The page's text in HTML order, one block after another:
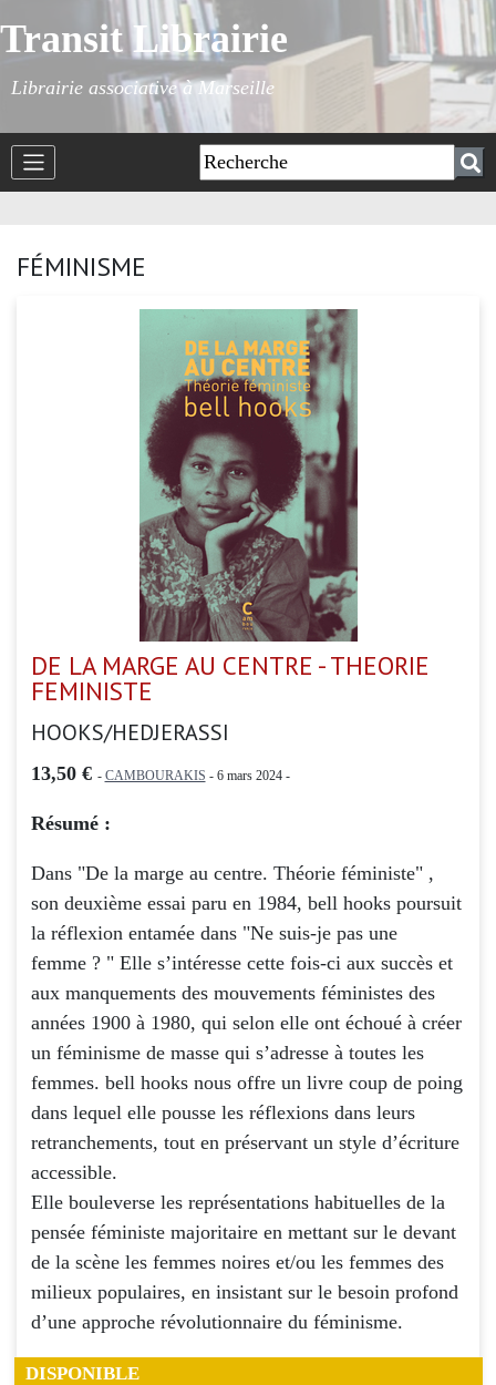
Transit Librairie
Librairie associative à Marseille
FÉMINISME
DE LA MARGE AU CENTRE - THEORIE
FEMINISTE
HOOKS/HEDJERASSI
13,50 € - CAMBOURAKIS - 6 mars 2024 -
Résumé :
Dans "De la marge au centre. Théorie féministe" ,
son deuxième essai paru en 1984, bell hooks poursuit
la réflexion entamée dans "Ne suis-je pas une
femme ? " Elle s’intéresse cette fois-ci aux succès et
aux manquements des mouvements féministes des
années 1900 à 1980, qui selon elle ont échoué à créer
un féminisme de masse qui s’adresse à toutes les
femmes. bell hooks nous offre un livre coup de poing
dans lequel elle pousse les réflexions dans leurs
retranchements, tout en préservant un style d’écriture
accessible.
Elle bouleverse les représentations habituelles de la
pensée féministe majoritaire en mettant sur le devant
de la scène les femmes noires et/ou les femmes des
milieux populaires, en insistant sur le besoin profond
d’une approche révolutionnaire du féminisme.
DISPONIBLE